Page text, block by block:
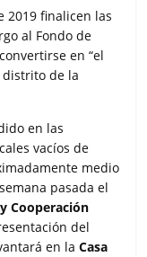
2019 finalicen las
al Fondo de
en “el
de la
en las
vacíos de
medio
pasada el
Cooperación
del
en laCasa